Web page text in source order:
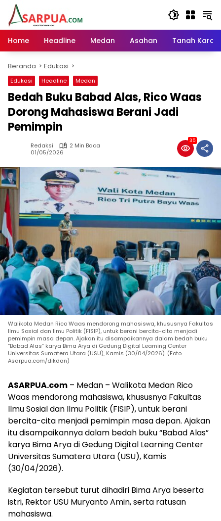
Langsung
konten
Home
Headline Medan Asahan Tanah Karo
Beranda Edukasi
Edukasi Headline Medan
Bedah Buku Babad Alas, Rico Waas
Dorong Mahasiswa Berani Jadi
Pemimpin
Redaksi
2 Min Baca
01/05/2026
35
Walikota Medan Rico Waas mendorong mahasiswa, khususnya Fakultas
Ilmu Sosial dan Ilmu Politik (FISIP), untuk berani bercita-cita menjadi
pemimpin masa depan. Ajakan itu disampaikannya dalam bedah buku
“Babad Alas” karya Bima Arya di Gedung Digital Learning Center
Universitas Sumatera Utara (USU), Kamis (30/04/2026). (Foto.
Asarpua.com/dikdan)
ASARPUA.com – Medan – Walikota Medan Rico
Waas mendorong mahasiswa, khususnya Fakultas
Ilmu Sosial dan Ilmu Politik (FISIP), untuk berani
bercita-cita menjadi pemimpin masa depan. Ajakan
itu disampaikannya dalam bedah buku “Babad Alas”
karya Bima Arya di Gedung Digital Learning Center
Universitas Sumatera Utara (USU), Kamis
(30/04/2026).
Kegiatan tersebut turut dihadiri Bima Arya beserta
istri, Rektor USU Muryanto Amin, serta ratusan
mahasiswa.